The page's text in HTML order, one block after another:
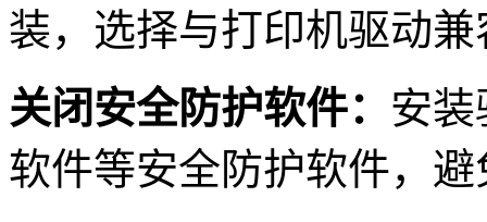
装，选择与打印机驱动
关闭安全防护软件： 安
软件等安全防护软件，